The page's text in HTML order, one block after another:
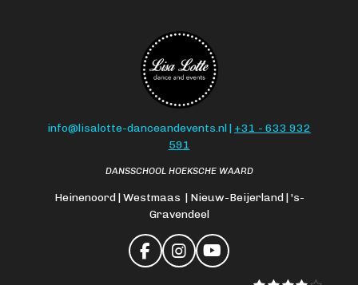
info@lisalotte-danceandevents.nl | +31 - 633 932
591
DANSSCHOOL HOEKSCHE WAARD
Heinenoord | Westmaas | Nieuw-Beijerland | 's-
Gravendeel
F
I
Y